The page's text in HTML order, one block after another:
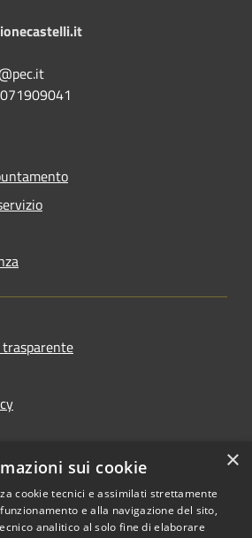
×
sui cookie
cookie tecnici e assimilati strettamente
e alla navigazione del sito,
analitico al solo fine di elaborare